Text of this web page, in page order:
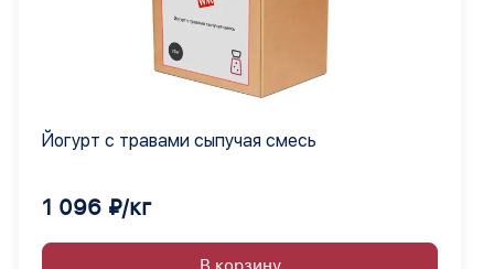
Йогурт с травами сыпучая смесь
1 096 ₽/кг